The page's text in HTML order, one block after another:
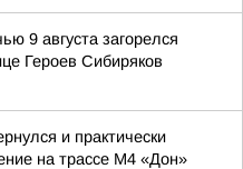
9 августа загорелся
Героев Сибиряков
и практически
на трассе М4 «Дон»